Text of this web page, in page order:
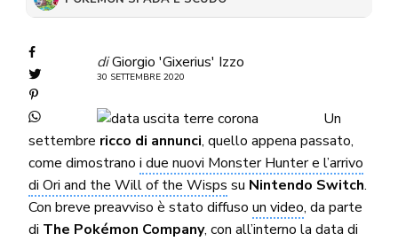
diGiorgio 'Gixerius' Izzo
30 SETTEMBRE 2020
Un
settembre ricco di annunci, quello appena passato,
come dimostrano i due nuovi Monster Hunter e l’arrivo
di Ori and the Will of the Wisps su Nintendo Switch.
Con breve preavviso è stato diffusoun video, da parte
di The Pokémon Company, con all’interno la data di